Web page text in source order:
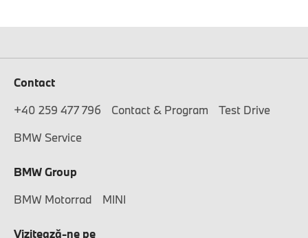
Contact
+40 259 477 796
Contact & Program
Test Drive
BMW Service
BMW Group
BMW Motorrad
MINI
Vizitează-ne pe